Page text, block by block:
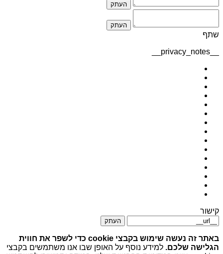
העתק
העתק
שתף
קישור
העתק
באתר זה נעשה שימוש בקבצי cookie כדי לשפר את חווית
הגלישה שלכם. למידע נוסף על האופן שבו אנו משתמשים בקבצי